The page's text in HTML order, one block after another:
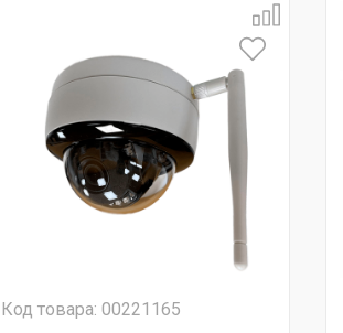
Код товара: 00221165